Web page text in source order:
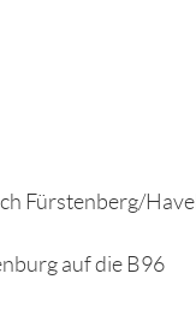
Fürstenberg/Havel
auf die B96